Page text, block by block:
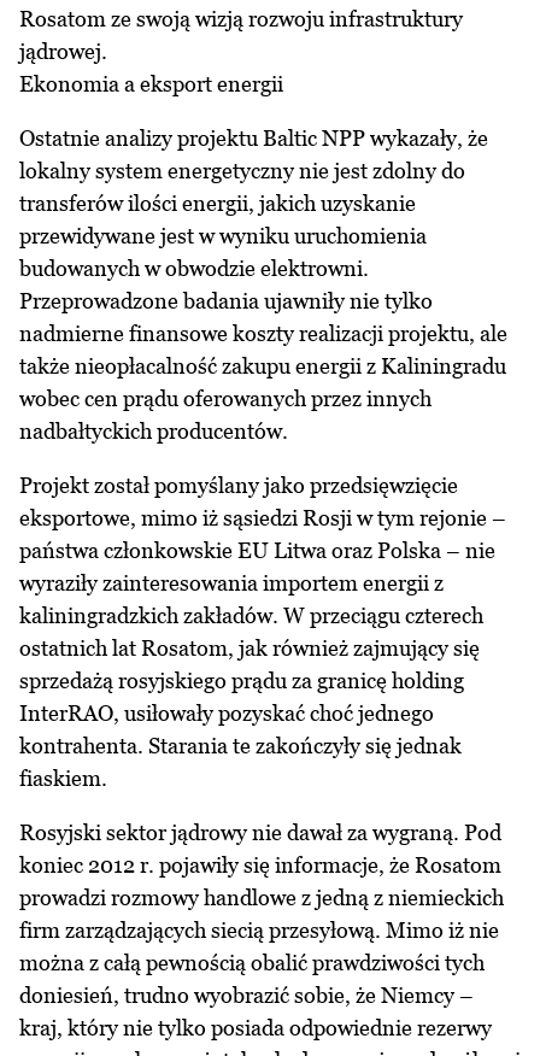
Rosatom ze swoją wizją rozwoju infrastruktury
jądrowej.
Ekonomia a eksport energii
Ostatnie analizy projektu Baltic NPP wykazały, że
lokalny system energetyczny nie jest zdolny do
transferów ilości energii, jakich uzyskanie
przewidywane jest w wyniku uruchomienia
budowanych w obwodzie elektrowni.
Przeprowadzone badania ujawniły nie tylko
nadmierne finansowe koszty realizacji projektu, ale
także nieopłacalność zakupu energii z Kaliningradu
wobec cen prądu oferowanych przez innych
nadbałtyckich producentów.
Projekt został pomyślany jako przedsięwzięcie
eksportowe, mimo iż sąsiedzi Rosji w tym rejonie –
państwa członkowskie EU Litwa oraz Polska – nie
wyraziły zainteresowania importem energii z
kaliningradzkich zakładów. W przeciągu czterech
ostatnich lat Rosatom, jak również zajmujący się
sprzedażą rosyjskiego prądu za granicę holding
InterRAO, usiłowały pozyskać choć jednego
kontrahenta. Starania te zakończyły się jednak
fiaskiem.
Rosyjski sektor jądrowy nie dawał za wygraną. Pod
koniec 2012 r. pojawiły się informacje, że Rosatom
prowadzi rozmowy handlowe z jedną z niemieckich
firm zarządzających siecią przesyłową. Mimo iż nie
można z całą pewnością obalić prawdziwości tych
doniesień, trudno wyobrazić sobie, że Niemcy –
kraj, który nie tylko posiada odpowiednie rezerwy